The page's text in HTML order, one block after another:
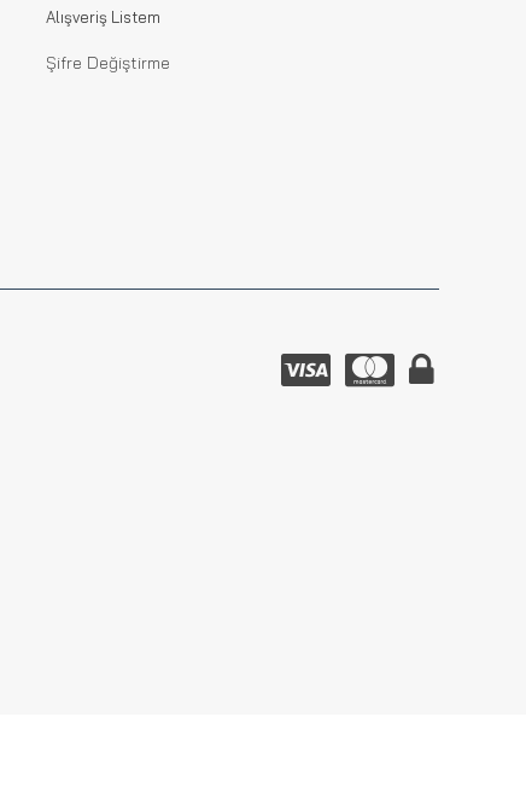
Alışveriş Listem
Şifre Değiştirme